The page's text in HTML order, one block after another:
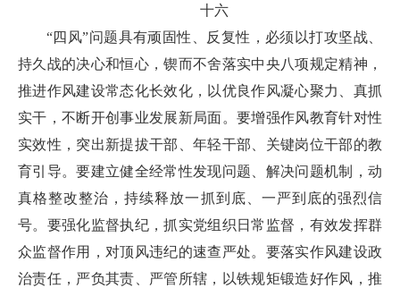
十六
“四风”问题具有顽固性、反复性，必须以打攻坚战、
持久战的决心和恒心，锲而不舍落实中央八项规定精神，
推进作风建设常态化长效化，以优良作风凝心聚力、真抓
实干，不断开创事业发展新局面。要增强作风教育针对性
实效性，突出新提拔干部、年轻干部、关键岗位干部的教
育引导。要建立健全经常性发现问题、解决问题机制，动
真格整改整治，持续释放一抓到底、一严到底的强烈信
号。要强化监督执纪，抓实党组织日常监督，有效发挥群
众监督作用，对顶风违纪的速查严处。要落实作风建设政
治责任，严负其责、严管所辖，以铁规矩锻造好作风，推